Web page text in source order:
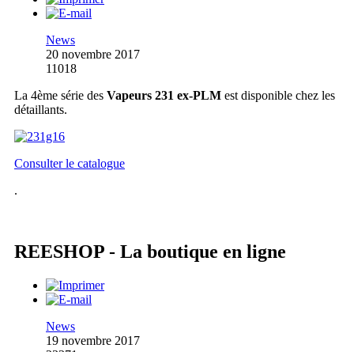
News
20 novembre 2017
11018
La 4ème série des Vapeurs 231 ex-PLM est disponible chez les
détaillants.
Consulter le catalogue
.
REESHOP - La boutique en ligne
News
19 novembre 2017